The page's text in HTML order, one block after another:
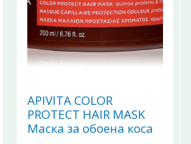
APIVITA COLOR
PROTECT HAIR MASK
Маска за обоена коса